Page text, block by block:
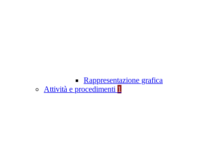
Rappresentazione grafica
Attività e procedimenti 1